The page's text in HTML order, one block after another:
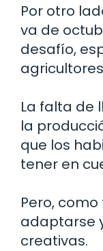
Por otro
va de
desafío,
La falta de
la
que los
tener en
Pero,
adaptarse
creativas.